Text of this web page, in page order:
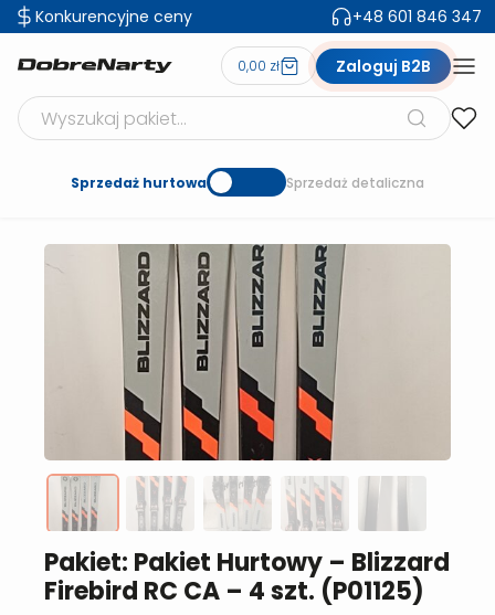
Konkurencyjne ceny +48 601 846 347
Szukaj produktów
0,00 zł Zaloguj B2B
Sprzedaż hurtowa Sprzedaż detaliczna
Pakiet: Pakiet Hurtowy – Blizzard
Firebird RC CA – 4 szt. (P01125)